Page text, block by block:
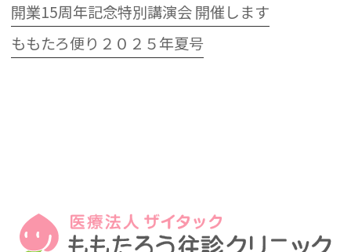
開業15周年記念特別講演会 開催します
ももたろ便り２０２５年夏号